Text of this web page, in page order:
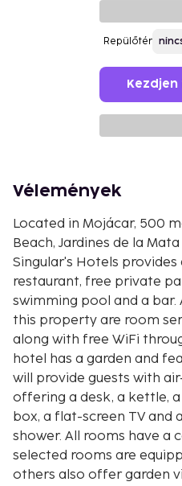
Repülőtér
Vélemények
Located in Mojácar, 500
Beach, Jardines de la
Singular's Hotels
restaurant, free private
swimming pool and a
this property are room
along with free WiFi
hotel has a garden and
will provide guests with
offering a desk, a kettle,
box, a flat-screen TV
shower. All rooms have a
selected rooms are
others also offer garden